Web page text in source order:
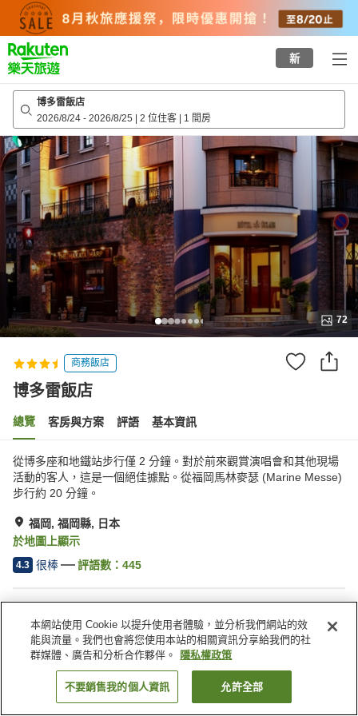
top
page
新
博多雷飯店
2026/8/24 - 2026/8/25 | 2 位住客 | 1 間房
72
商務飯店
博多雷飯店
總覽 客房與方案 評語 基本資訊
從博多座和地鐵站步行僅 2 分鐘。對於前來觀賞演唱會和其他現場
活動的客人，這是一個絕佳據點。從福岡馬林麥瑟 (Marine Messe)
步行約 20 分鐘。
福岡, 福岡縣, 日本
於地圖上顯示
4.3 很棒 評語數： 445
停車場
Spa／美容沙龍
餐廳
酒吧
日本 福岡縣 福岡 博多雷飯店
找客房
本網站使用 Cookie 以提升使用者體驗，並分析我們網站的效
能與流量。我們也會將您使用本站的相關資訊分享給我們的社
群媒體、廣告和分析合作夥伴。
隱私權政策
不要銷售我的個人資訊 允許全部